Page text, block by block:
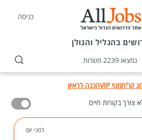
כניסה
בהגליל והגולן
נמצאו 2239 משרות
קו"חמנוי VIP
הכנה לראיון
צורך בקורות חיים
לפני יום